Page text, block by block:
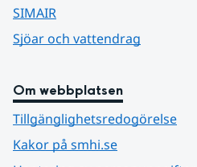
SIMAIR
Sjöar och vattendrag
Om webbplatsen
Tillgänglighetsredogörelse
Kakor på smhi.se